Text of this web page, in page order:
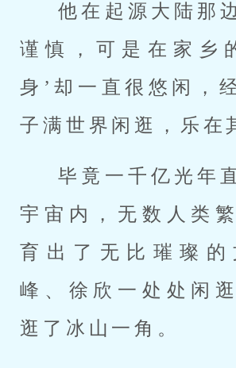
他在起源大陆那
谨慎，可是在家乡
身’却一直很悠闲，
子满世界闲逛，乐在
毕竟一千亿光年
宇宙内，无数人类
育出了无比璀璨的
峰、徐欣一处处闲
逛了冰山一角。